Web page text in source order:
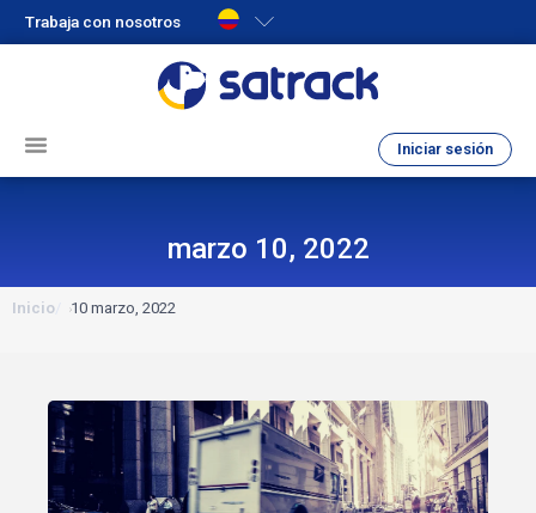
Trabaja con nosotros
Iniciar sesión
marzo 10, 2022
Inicio 10 marzo, 2022